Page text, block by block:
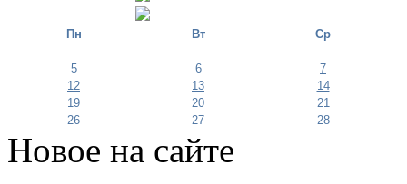
Пн Вт Ср
5 6
7
12
13
14
19
20
21
26
27 28
Новое на сайте